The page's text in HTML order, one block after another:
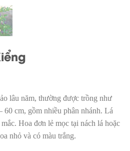
lâu năm, thường được trồng như
60 cm, gồm nhiều phân nhánh. Lá
Hoa đơn lẻ mọc tại nách lá hoặc
nhỏ và có màu trắng.